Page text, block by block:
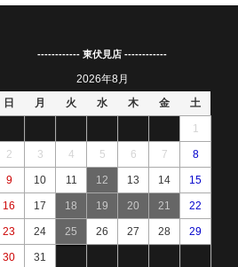
------------ 東伏見店 ------------